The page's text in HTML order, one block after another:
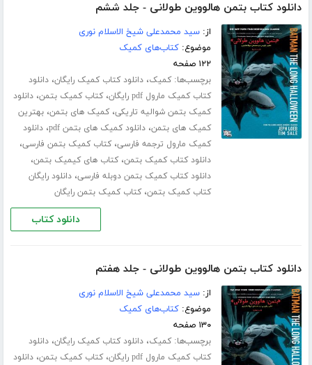
دانلود کتاب بتمن هالووین طولانی - جلد ششم
از:سید محمدعلی شیخ الاسلام نوری
موضوع:کتاب‌های کمیک
۱۲۲ صفحه
برچسب‌ها:کمیک،دانلود کتاب کمیک رایگان،دانلود
کتاب کمیک مارول pdf رایگان
،کتاب کمیک بتمن،دانلود
کمیک بتمن شوالیه تاریکی،کمیک های بتمن،بهترین
کمیک های بتمن،دانلود کمیک های بتمن pdf ،دانلود
کمیک مارول ترجمه فارسی،کتاب کمیک بتمن فارسی،
دانلود کتاب کمیک بتمن،کتاب های کیمیک بتمن،
دانلود کتاب کمیک بتمن دوبله فارسی،دانلود رایگان
کتاب کمیک بتمن،کتاب کمیک بتمن رایگان
دانلود کتاب
دانلود کتاب بتمن هالووین طولانی - جلد هفتم
از:سید محمدعلی شیخ الاسلام نوری
موضوع:کتاب‌های کمیک
۱۳۰ صفحه
برچسب‌ها:کمیک،دانلود کتاب کمیک رایگان،دانلود
کتاب کمیک مارول pdf رایگان
،کتاب کمیک بتمن،دانلود